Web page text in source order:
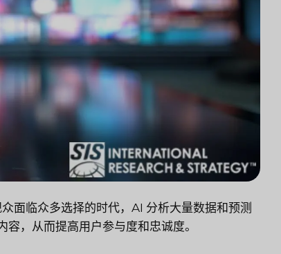
面临众多选择的时代，AI 分析大量数据和预测
，从而提高用户参与度和忠诚度。